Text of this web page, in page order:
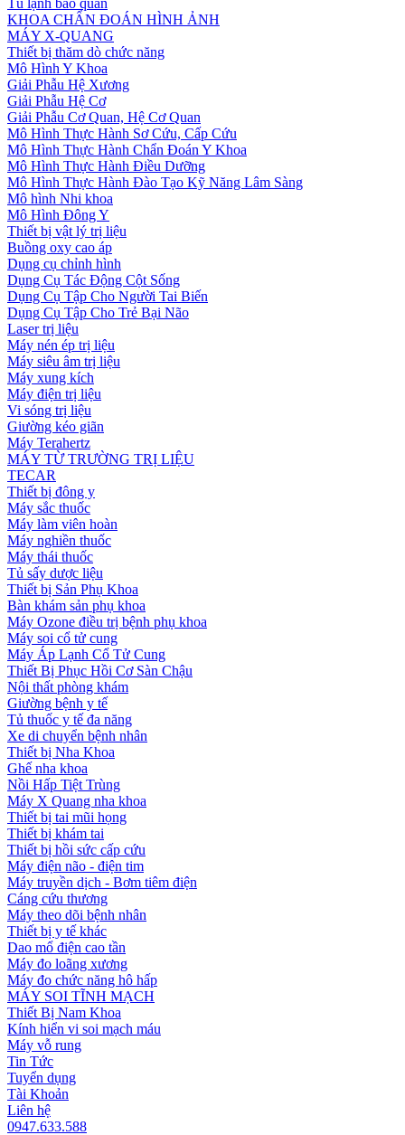
Tủ lạnh bảo quản
KHOA CHẨN ĐOÁN HÌNH ẢNH
MÁY X-QUANG
Thiết bị thăm dò chức năng
Mô Hình Y Khoa
Giải Phẫu Hệ Xương
Giải Phẫu Hệ Cơ
Giải Phẫu Cơ Quan, Hệ Cơ Quan
Mô Hình Thực Hành Sơ Cứu, Cấp Cứu
Mô Hình Thực Hành Chẩn Đoán Y Khoa
Mô Hình Thực Hành Điều Dưỡng
Mô Hình Thực Hành Đào Tạo Kỹ Năng Lâm Sàng
Mô hình Nhi khoa
Mô Hình Đông Y
Thiết bị vật lý trị liệu
Buồng oxy cao áp
Dụng cụ chỉnh hình
Dụng Cụ Tác Động Cột Sống
Dụng Cụ Tập Cho Người Tai Biến
Dụng Cụ Tập Cho Trẻ Bại Não
Laser trị liệu
Máy nén ép trị liệu
Máy siêu âm trị liệu
Máy xung kích
Máy điện trị liệu
Vi sóng trị liệu
Giường kéo giãn
Máy Terahertz
MÁY TỪ TRƯỜNG TRỊ LIỆU
TECAR
Thiết bị đông y
Máy sắc thuốc
Máy làm viên hoàn
Máy nghiền thuốc
Máy thái thuốc
Tủ sấy dược liệu
Thiết bị Sản Phụ Khoa
Bàn khám sản phụ khoa
Máy Ozone điều trị bệnh phụ khoa
Máy soi cổ tử cung
Máy Áp Lạnh Cổ Tử Cung
Thiết Bị Phục Hồi Cơ Sàn Chậu
Nội thất phòng khám
Giường bệnh y tế
Tủ thuốc y tế đa năng
Xe di chuyển bệnh nhân
Thiết bị Nha Khoa
Ghế nha khoa
Nồi Hấp Tiệt Trùng
Máy X Quang nha khoa
Thiết bị tai mũi họng
Thiết bị khám tai
Thiết bị hồi sức cấp cứu
Máy điện não - điện tim
Máy truyền dịch - Bơm tiêm điện
Cáng cứu thương
Máy theo dõi bệnh nhân
Thiết bị y tế khác
Dao mổ điện cao tần
Máy đo loãng xương
Máy đo chức năng hô hấp
MÁY SOI TĨNH MẠCH
Thiết Bị Nam Khoa
Kính hiển vi soi mạch máu
Máy vỗ rung
Tin Tức
Tuyển dụng
Tài Khoản
Liên hệ
0947.633.588